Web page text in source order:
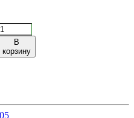
В
корзину